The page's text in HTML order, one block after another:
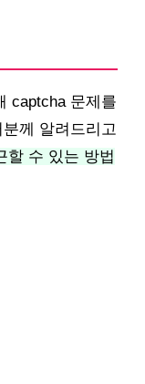
captcha 문제를
께 알려드리고
할 수 있는 방법